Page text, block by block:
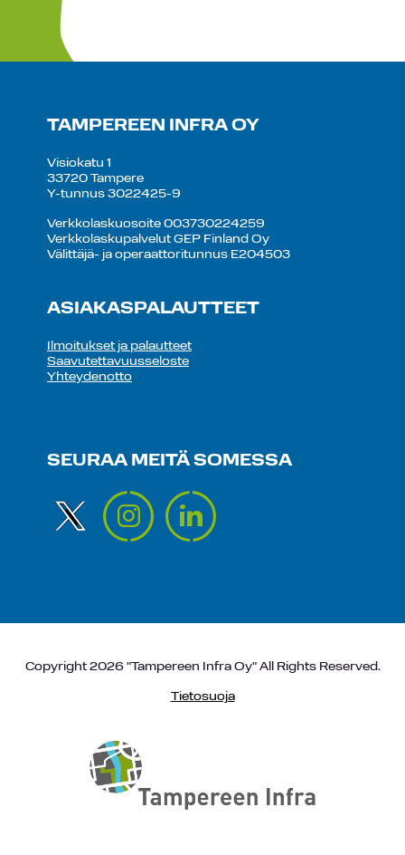
TAMPEREEN INFRA OY
Visiokatu 1
33720 Tampere
Y-tunnus 3022425-9
Verkkolaskuosoite 003730224259
Verkkolaskupalvelut GEP Finland Oy
Välittäjä- ja operaattoritunnus E204503
ASIAKASPALAUTTEET
Ilmoitukset ja palautteet
Saavutettavuusseloste
Yhteydenotto
SEURAA MEITÄ SOMESSA
Copyright 2026 "Tampereen Infra Oy" All Rights Reserved.
Tietosuoja